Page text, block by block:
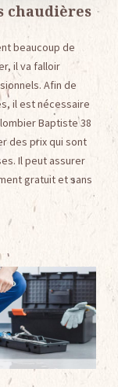
chaudières
beaucoup de
il va falloir
Afin de
il est nécessaire
Baptiste 38
des prix qui sont
Il peut assurer
gratuit et sans